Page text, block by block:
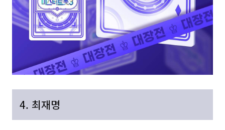
4. 최재명